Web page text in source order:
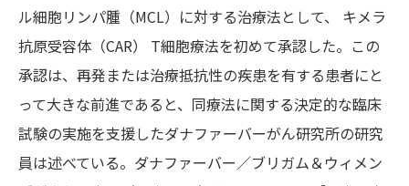
ル細胞リンパ腫（MCL）に対する治療法として、 キメラ
抗原受容体（CAR） T細胞療法を初めて承認した。この
承認は、再発または治療抵抗性の疾患を有する患者にと
って大きな前進であると、同療法に関する決定的な臨床
試験の実施を支援したダナファーバーがん研究所の研究
員は述べている。ダナファーバー／ブリガム＆ウィメン